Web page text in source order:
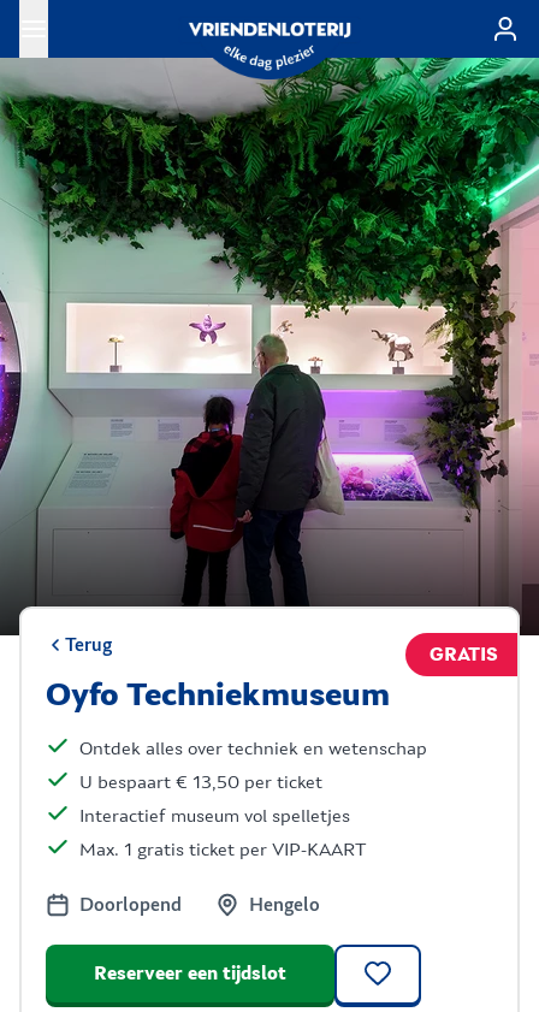
Ga naar de hoofdinhoud
Terug
Oyfo Techniekmuseum
GRATIS
Ontdek alles over techniek en wetenschap
U bespaart € 13,50 per ticket
Interactief museum vol spelletjes
Max. 1 gratis ticket per VIP-KAART
Doorlopend Hengelo
Reserveer een tijdslot